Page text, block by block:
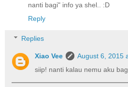
nanti bagi" info ya shel.. :D
Reply
Replies
Xiao Vee
August 6, 2015
siip! nanti kalau nemu aku